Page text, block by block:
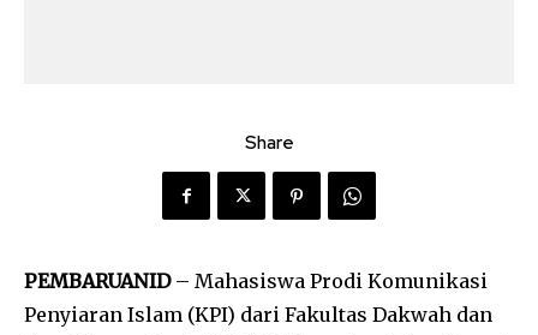
Share
PEMBARUANID– Mahasiswa Prodi Komunikasi
Penyiaran Islam (KPI) dari Fakultas Dakwah dan